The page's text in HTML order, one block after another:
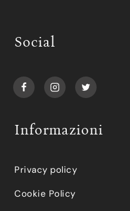
Social
Informazioni
Privacy policy
Cookie Policy